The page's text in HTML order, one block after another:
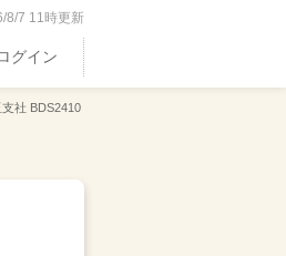
8/7 11時更新
グイン
社 BDS2410